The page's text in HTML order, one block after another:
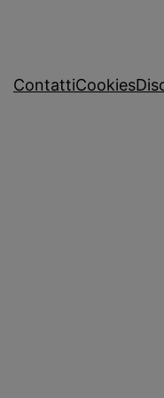
ContattiCookies